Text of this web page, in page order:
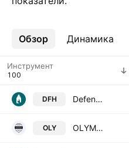
Обзор Динамика
Ещё
Инструмент
DFH Defence.Hub S.A.
OLY OLYMP Spolka Akcyjna